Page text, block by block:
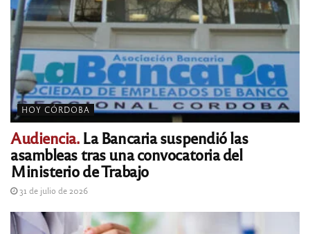
HOY CÓRDOBA
Audiencia.La Bancaria suspendió las
asambleas tras una convocatoria del
Ministerio de Trabajo
31 de julio de 2026